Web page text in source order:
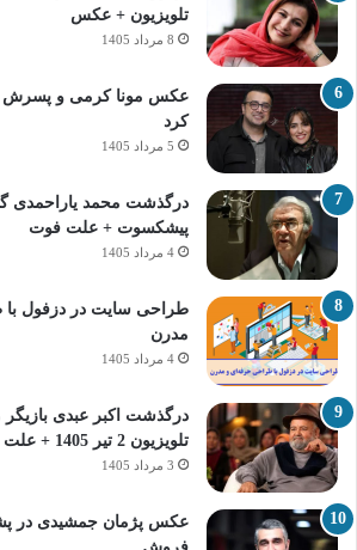
تلویزیون + عکس
8 مرداد 1405
عکس مونا کرمی و پسرش
کرد
5 مرداد 1405
درگذشت محمد یاراحمدی
پیشکسوت + علت فوت
4 مرداد 1405
طراحی سایت در دزفول
مدرن
4 مرداد 1405
درگذشت اکبر عبدی
تلویزیون 2 تیر 1405 + علت فوت
3 مرداد 1405
عکس پژمان جمشیدی در